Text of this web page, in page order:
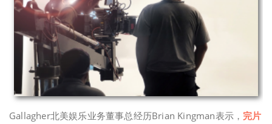
Gallagher北美娱乐业务董事总经历Brian Kingman表示， 完片